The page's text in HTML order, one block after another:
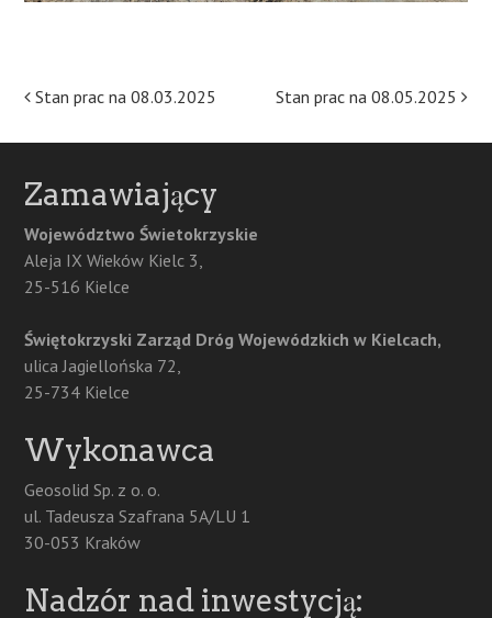
Post
navigation
Stan prac na 08.03.2025 Stan prac na 08.05.2025
Zamawiający
Województwo Świetokrzyskie
Aleja IX Wieków Kielc 3,
25-516 Kielce
Świętokrzyski Zarząd Dróg Wojewódzkich w Kielcach,
ulica Jagiellońska 72,
25-734 Kielce
Wykonawca
Geosolid Sp. z o. o.
ul. Tadeusza Szafrana 5A/LU 1
30-053 Kraków
Nadzór nad inwestycją: